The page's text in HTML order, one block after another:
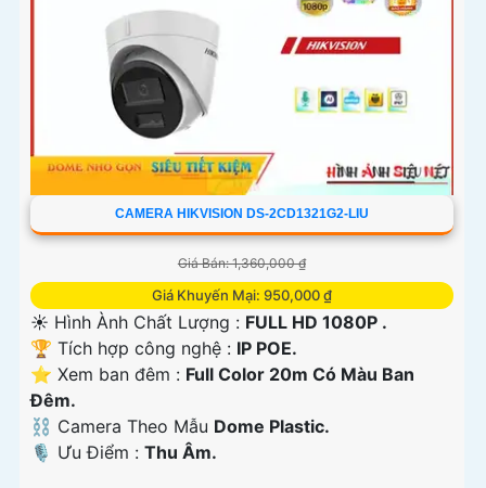
CAMERA HIKVISION DS-2CD1321G2-LIU
Giá Bán: 1,360,000 ₫
Giá Khuyến Mại: 950,000 ₫
☀️ Hình Ành Chất Lượng : FULL HD 1080P .
🏆 Tích hợp công nghệ : IP POE.
⭐ Xem ban đêm : Full Color 20m Có Màu Ban
Ðêm.
⛓ Camera Theo Mẫu Dome Plastic.
️🎙 Ưu Điểm : Thu Âm.